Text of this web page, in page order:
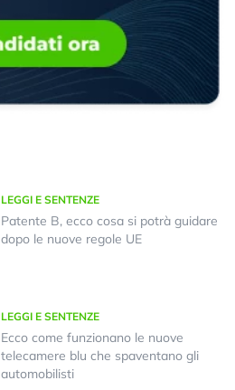
LEGGI E SENTENZE
Patente B, ecco cosa si potrà guidare
dopo le nuove regole UE
LEGGI E SENTENZE
Ecco come funzionano le nuove
telecamere blu che spaventano gli
automobilisti